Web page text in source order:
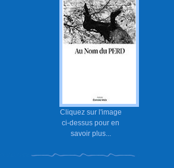
Cliquez sur l'image
ci-dessus pour en
savoir plus...